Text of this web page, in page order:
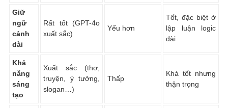
Giữ
ngữ
cảnh
dài
Rất tốt (GPT-4o
xuất sắc)
Yếu hơn
Tốt, đặc biệt ở
lập luận logic
dài
Khả
năng
sáng
tạo
Xuất sắc (thơ,
truyện, ý tưởng,
slogan…)
Thấp
Khá tốt nhưng
thận trọng